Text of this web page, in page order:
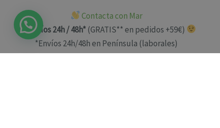
Contacta con Mar
Envíos 24h / 48h*(GRATIS** en pedidos +59€)
*Envíos 24h/48h en Península (laborales)
**Envío GRATIS en pedidos +59€ sólo Península y Baleares